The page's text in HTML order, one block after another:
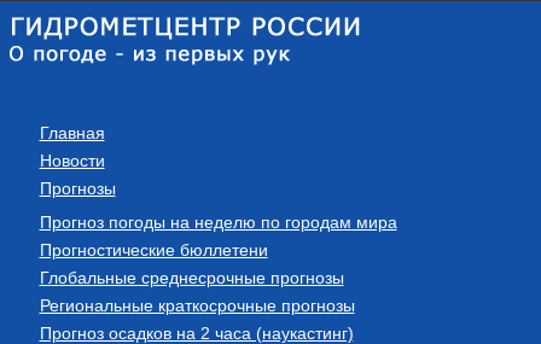
Главная
Новости
Прогнозы
Прогноз погоды на неделю по городам мира
Прогностические бюллетени
Глобальные среднесрочные прогнозы
Региональные краткосрочные прогнозы
Прогноз осадков на 2 часа (наукастинг)